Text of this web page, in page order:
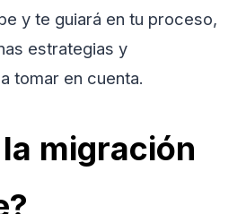
y te guiará en tu proceso,
estrategias y
tomar en cuenta.
migración